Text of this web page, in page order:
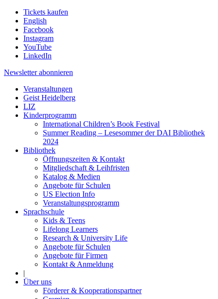
Tickets kaufen
English
Facebook
Instagram
YouTube
LinkedIn
Newsletter abonnieren
Veranstaltungen
Geist Heidelberg
LIZ
Kinderprogramm
International Children’s Book Festival
Summer Reading – Lesesommer der DAI Bibliothek
2024
Bibliothek
Öffnungszeiten & Kontakt
Mitgliedschaft & Leihfristen
Katalog & Medien
Angebote für Schulen
US Election Info
Veranstaltungsprogramm
Sprachschule
Kids & Teens
Lifelong Learners
Research & University Life
Angebote für Schulen
Angebote für Firmen
Kontakt & Anmeldung
|
Über uns
Förderer & Kooperationspartner